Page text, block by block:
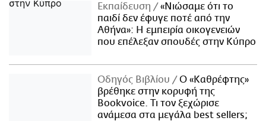
Εκπαίδευση
«Νιώσαμε ότι το
παιδί δεν έφυγε ποτέ από την
Αθήνα»: Η εμπειρία οικογενειών
που επέλεξαν σπουδές στην Κύπρο
Οδηγός Βιβλίου
Ο «Καθρέφτης»
βρέθηκε στην κορυφή της
Bookvoice. Τι τον ξεχώρισε
ανάμεσα στα μεγάλα best sellers;